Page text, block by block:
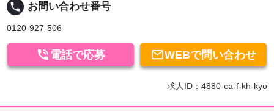
local_phone お問い合わせ番号
0120-927-506
WEBで問い合わせ
 電話で応募
求人ID：4880-ca-f-kh-kyo